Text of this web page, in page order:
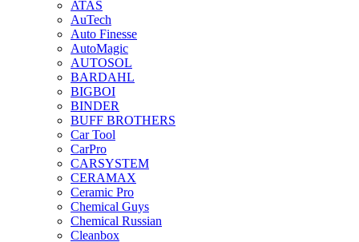
ATAS
AuTech
Auto Finesse
AutoMagic
AUTOSOL
BARDAHL
BIGBOI
BINDER
BUFF BROTHERS
Car Tool
CarPro
CARSYSTEM
CERAMAX
Ceramic Pro
Chemical Guys
Chemical Russian
Cleanbox